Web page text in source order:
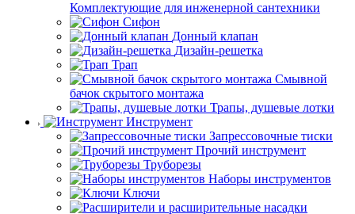
Комплектующие для инженерной сантехники
Сифон
Донный клапан
Дизайн-решетка
Трап
Смывной
бачок скрытого монтажа
Трапы, душевые лотки
Инструмент
Запрессовочные тиски
Прочий инструмент
Труборезы
Наборы инструментов
Ключи